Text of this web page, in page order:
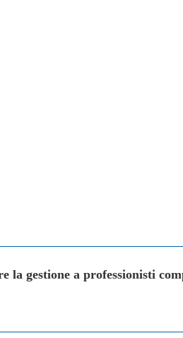
gestione a professionisti